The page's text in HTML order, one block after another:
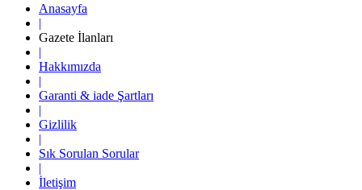
Anasayfa
|
Gazete İlanları
|
Hakkımızda
|
Garanti & iade Şartları
|
Gizlilik
|
Sık Sorulan Sorular
|
İletişim